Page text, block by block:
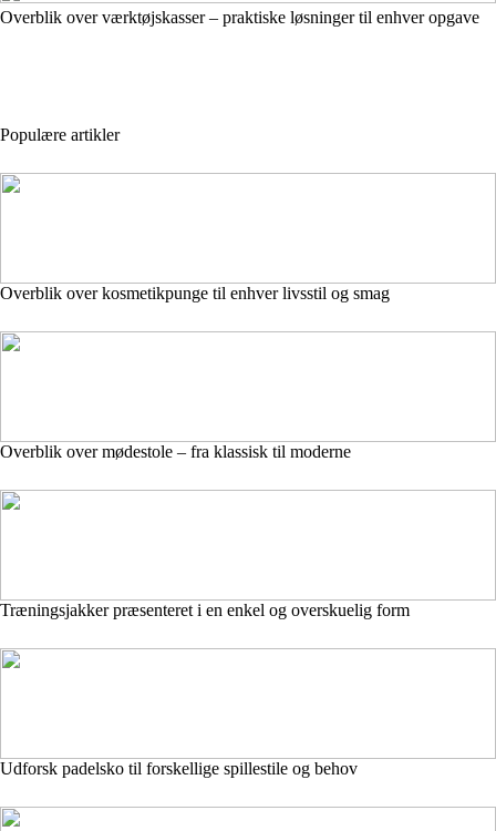
Overblik over værktøjskasser – praktiske løsninger til enhver opgave
Populære artikler
Overblik over kosmetikpunge til enhver livsstil og smag
Overblik over mødestole – fra klassisk til moderne
Træningsjakker præsenteret i en enkel og overskuelig form
Udforsk padelsko til forskellige spillestile og behov